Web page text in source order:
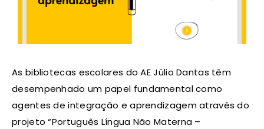
As bibliotecas escolares do AE Júlio Dantas têm
desempenhado um papel fundamental como
agentes de integração e aprendizagem através do
projeto “Português Língua Não Materna –